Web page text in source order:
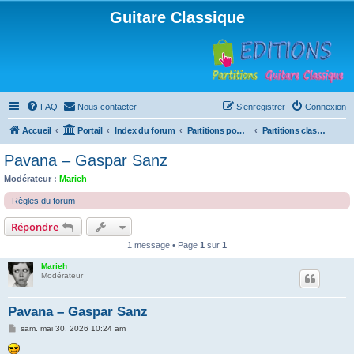
Guitare Classique
FAQ Nous contacter Connexion
S’enregistrer
Accueil Portail Index du forum Partitions pour guitare en libre téléchargement Partitions classées par titre et niveau
Pavana – Gaspar Sanz
Modérateur : Marieh
Règles du forum
Répondre
1 message • Page 1 sur 1
Marieh
Modérateur
Pavana – Gaspar Sanz
M
s
sam. mai 30, 2026 10:24 am